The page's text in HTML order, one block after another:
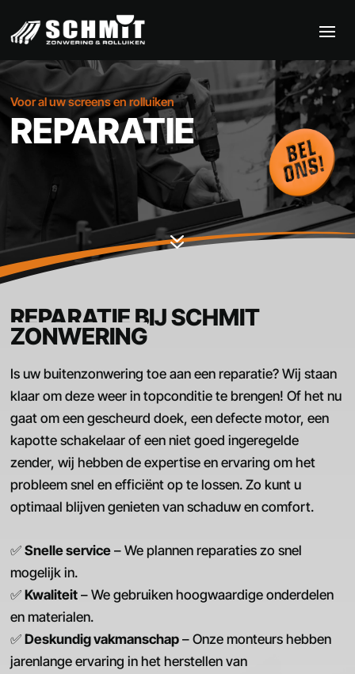
Voor al uw screens en rolluiken
REPARATIE
7
REPARATIE BIJ SCHMIT
ZONWERING
Is uw buitenzonwering toe aan een reparatie? Wij staan
klaar om deze weer in topconditie te brengen! Of het nu
gaat om een gescheurd doek, een defecte motor, een
kapotte schakelaar of een niet goed ingeregelde
zender, wij hebben de expertise en ervaring om het
probleem snel en efficiënt op te lossen. Zo kunt u
optimaal blijven genieten van schaduw en comfort.
✅Snelle service – We plannen reparaties zo snel
mogelijk in.
✅Kwaliteit – We gebruiken hoogwaardige onderdelen
en materialen.
✅Deskundig vakmanschap – Onze monteurs hebben
jarenlange ervaring in het herstellen van